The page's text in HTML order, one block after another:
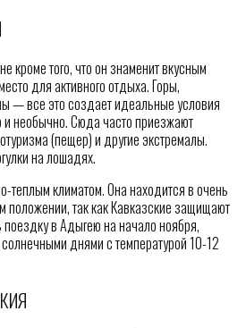
кроме того, что он знаменит вкусным
для активного отдыха. Горы,
— все это создает идеальные условия
и необычно. Сюда часто приезжают
(пещер) и другие экстремалы.
на лошадях.
теплым климатом. Она находится в очень
положении, так как Кавказские защищают
поездку в Адыгею на начало ноября,
днями с температурой 10-12